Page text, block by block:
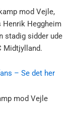
mod Vejle,
Henrik Heggheim
stadig sidder ude
Midtjylland.
– Se det her
mod Vejle